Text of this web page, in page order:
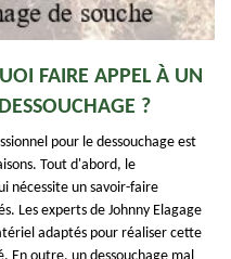
FAIRE APPEL À UN
?
pour le dessouchage est
Tout d'abord, le
nécessite un savoir-faire
Les experts de Johnny Elagage
adaptés pour réaliser cette